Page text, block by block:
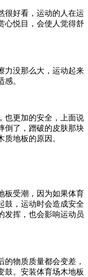
很好看，运动的人在运
心悦目，会使人觉得舒
力没那么大，运动起来
。
也更加的安全，上面说
倒了，蹭破的皮肤那块
地板的原因。
板受潮，因为如果体育
鼓，运动时会造成安全
发挥，也会影响运动员
物质质量都会变差，
鼓。安装体育场木地板